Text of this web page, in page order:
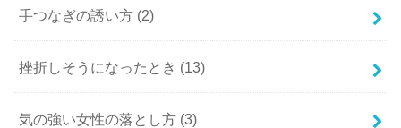
手つなぎの誘い方 (2)
挫折しそうになったとき (13)
気の強い女性の落とし方 (3)